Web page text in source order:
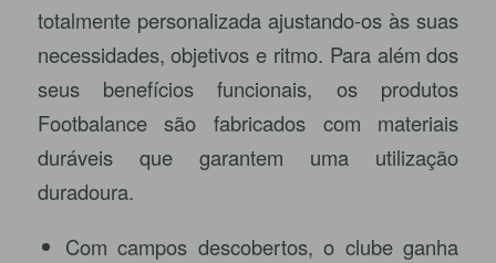
totalmente personalizada ajustando-os às suas
necessidades, objetivos e ritmo. Para além dos
seus benefícios funcionais, os produtos
Footbalance são fabricados com materiais
duráveis que garantem uma utilização
duradoura.
Com campos descobertos, o clube ganha